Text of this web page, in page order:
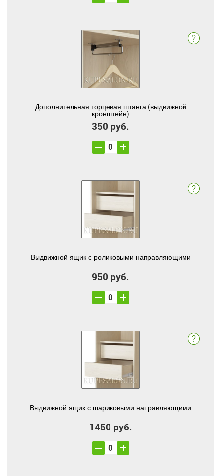
Дополнительная торцевая штанга (выдвижной
кронштейн)
350 руб.
Выдвижной ящик с роликовыми направляющими
950 руб.
Выдвижной ящик с шариковыми направляющими
1450 руб.